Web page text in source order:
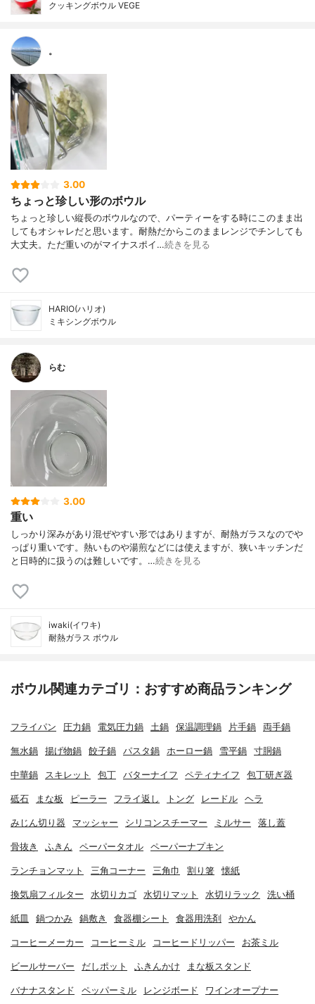
クッキングボウル VEGE
。
3.00
ちょっと珍しい形のボウル
ちょっと珍しい縦長のボウルなので、パーティーをする時にこのまま出
してもオシャレだと思います。耐熱だからこのままレンジでチンしても
大丈夫。ただ重いのがマイナスポイ…続きを見る
HARIO(ハリオ)
ミキシングボウル
らむ
3.00
重い
しっかり深みがあり混ぜやすい形ではありますが、耐熱ガラスなのでや
っぱり重いです。熱いものや湯煎などには使えますが、狭いキッチンだ
と日時的に扱うのは難しいです。…続きを見る
iwaki(イワキ)
耐熱ガラス ボウル
ボウル関連カテゴリ：おすすめ商品ランキング
フライパン 圧力鍋 電気圧力鍋 土鍋 保温調理鍋 片手鍋 両手鍋
無水鍋 揚げ物鍋 餃子鍋 パスタ鍋 ホーロー鍋 雪平鍋 寸胴鍋
中華鍋 スキレット 包丁 バターナイフ ペティナイフ 包丁研ぎ器
砥石 まな板 ピーラー フライ返し トング レードル ヘラ
みじん切り器 マッシャー シリコンスチーマー ミルサー 落し蓋
骨抜き ふきん ペーパータオル ペーパーナプキン
ランチョンマット 三角コーナー 三角巾 割り箸 懐紙
換気扇フィルター 水切りカゴ 水切りマット 水切りラック 洗い桶
紙皿 鍋つかみ 鍋敷き 食器棚シート 食器用洗剤 やかん
コーヒーメーカー コーヒーミル コーヒードリッパー お茶ミル
ビールサーバー だしポット ふきんかけ まな板スタンド
バナナスタンド ペッパーミル レンジボード ワインオープナー